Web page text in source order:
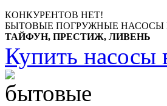
КОНКУРЕНТОВ НЕТ!
БЫТОВЫЕ ПОГРУЖНЫЕ
ТАЙФУН, ПРЕСТИЖ, ЛИВЕНЬ
Купить насосы